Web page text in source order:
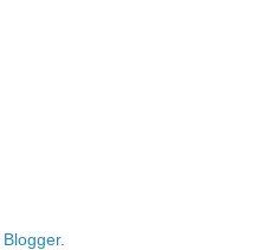
Blogger.